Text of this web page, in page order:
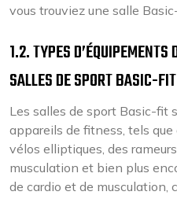
vous trouviez une salle
1.2. TYPES
SALLES DE SPORT BASIC-FIT
Les salles de sport Basic-fit
appareils de fitness, tels que
vélos elliptiques, des
musculation et bien plus
de cardio et de musculation,